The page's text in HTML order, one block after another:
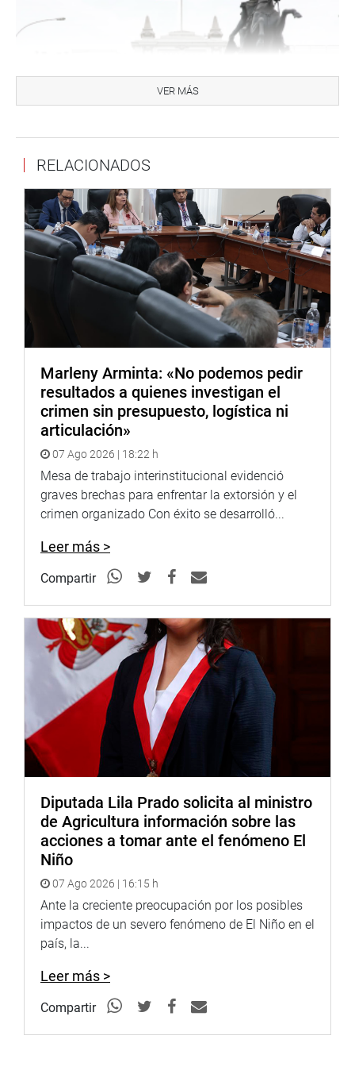
El resultado de este análisis permitirá identificar
oportunidades de mejora y, cuando sea necesario,
proponer ajustes que optimicen su aplicación y reduzcan
cargas innecesarias para la ciudadanía.
Cabe mencionar que la Oficina de Calidad Legislativa
viene desarrollando diversas mesas de trabajo con
representantes de distintas universidades, expertos e
investigadores, con la finalidad de recibir sus
recomendaciones que permitan enriquecer la guía y
plantear distintas observaciones en materia de calidad
legislativa.
La “Guía metodológica para la evaluación ex post de
leyes y decretos legislativos”, está disponible en la página
web del Congreso de la República o en siguiente link:
https://www.congreso.gob.pe/Docs/calidadlegislativa/files/
TERCERA VICEPRESIDENCIA DEL CONGRESO DE LA
REPÚBLICA
VER MÁS
RELACIONADOS
Marleny Arminta: «No podemos pedir
resultados a quienes investigan el
crimen sin presupuesto, logística ni
articulación»
07 Ago 2026 | 18:22 h
Mesa de trabajo interinstitucional evidenció
graves brechas para enfrentar la extorsión y el
crimen organizado Con éxito se desarrolló...
Leer más >
Compartir
Diputada Lila Prado solicita al ministro
de Agricultura información sobre las
acciones a tomar ante el fenómeno El
Niño
07 Ago 2026 | 16:15 h
Ante la creciente preocupación por los posibles
impactos de un severo fenómeno de El Niño en el
país, la...
Leer más >
Compartir